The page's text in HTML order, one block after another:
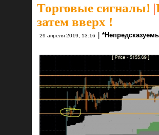
Торговые сигналы! |
затем вверх !
29 апреля 2019, 13:16